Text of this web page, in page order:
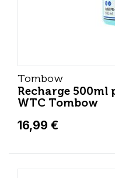
Tombow
Recharge 500ml
WTC Tombow
16,99 €